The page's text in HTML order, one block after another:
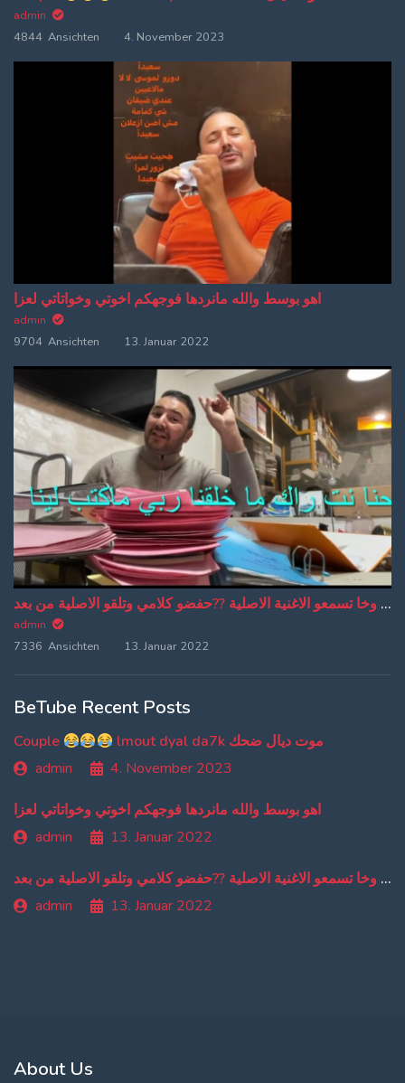
admin
4844 Ansichten
4. November 2023
اهو بوسط والله مانردها فوجهكم اخوتي وخواتاتي لعزا
admin
9704 Ansichten
13. Januar 2022
من دبا غادي تبقاو تسمعو ترجمة ديالي وخا تسمعو الاغنية الاصلية ??حفضو كلامي وتلقو الاصلية من بعد
admin
7336 Ansichten
13. Januar 2022
BeTube Recent Posts
Couple
lmout dyal da7k موت ديال ضحك
admin
4. November 2023
اهو بوسط والله مانردها فوجهكم اخوتي وخواتاتي لعزا
admin
13. Januar 2022
من دبا غادي تبقاو تسمعو ترجمة ديالي وخا تسمعو الاغنية الاصلية ??حفضو كلامي وتلقو الاصلية من بعد
admin
13. Januar 2022
About Us